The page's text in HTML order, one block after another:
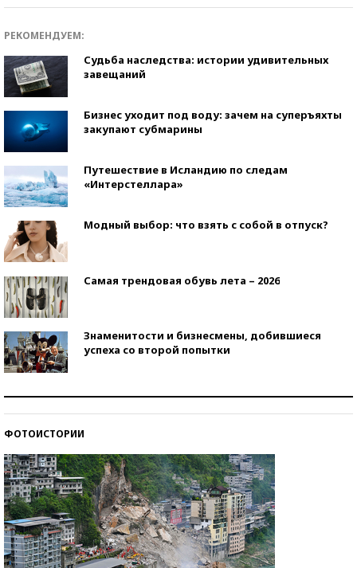
РЕКОМЕНДУЕМ:
Судьба наследства: истории удивительных
завещаний
Бизнес уходит под воду: зачем на суперъяхты
закупают субмарины
Путешествие в Исландию по следам
«Интерстеллара»
Модный выбор: что взять с собой в отпуск?
Самая трендовая обувь лета – 2026
Знаменитости и бизнесмены, добившиеся
успеха со второй попытки
ФОТОИСТОРИИ